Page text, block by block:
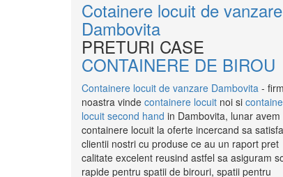
Cotainere locuit de
Dambovita
PRETURI CASE
CONTAINERE DE BIROU
Containere locuit de vanzare Dambovita -
noastra vinde containere locuit noi si
locuit second hand in Dambovita, lunar avem
containere locuit la oferte incercand sa
clientii nostri cu produse ce au un raport pret
calitate excelent reusind astfel sa asiguram
rapide pentru spatii de birouri, spatii pentru